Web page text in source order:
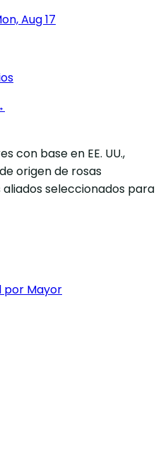
Aug 17
con base en EE. UU.,
origen de rosas
seleccionados para
por Mayor